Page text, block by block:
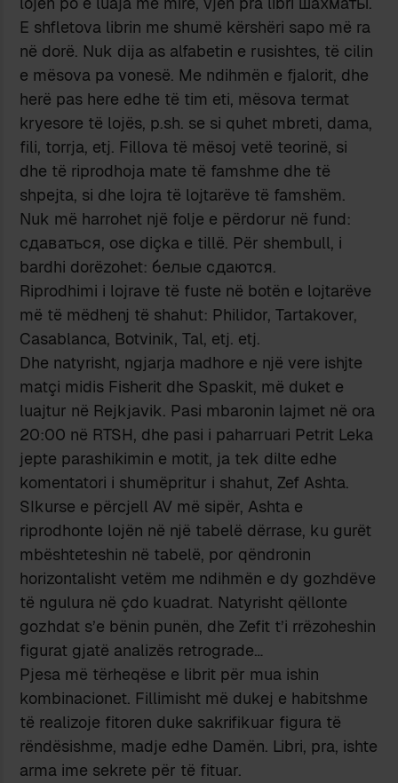
E shfletova librin me shumë kërshëri sapo më ra
në dorë. Nuk dija as alfabetin e rusishtes, të cilin
e mësova pa vonesë. Me ndihmën e fjalorit, dhe
herë pas here edhe të tim eti, mësova termat
kryesore të lojës, p.sh. se si quhet mbreti, dama,
fili, torrja, etj. Fillova të mësoj vetë teorinë, si
dhe të riprodhoja mate të famshme dhe të
shpejta, si dhe lojra të lojtarëve të famshëm.
Nuk më harrohet një folje e përdorur në fund:
сдаваться, ose diçka e tillë. Për shembull, i
bardhi dorëzohet: белые сдаются.
Riprodhimi i lojrave të fuste në botën e lojtarëve
më të mëdhenj të shahut: Philidor, Tartakover,
Casablanca, Botvinik, Tal, etj. etj.
Dhe natyrisht, ngjarja madhore e një vere ishjte
matçi midis Fisherit dhe Spaskit, më duket e
luajtur në Rejkjavik. Pasi mbaronin lajmet në ora
20:00 në RTSH, dhe pasi i paharruari Petrit Leka
jepte parashikimin e motit, ja tek dilte edhe
komentatori i shumëpritur i shahut, Zef Ashta.
SIkurse e përcjell AV më sipër, Ashta e
riprodhonte lojën në një tabelë dërrase, ku gurët
mbështeteshin në tabelë, por qëndronin
horizontalisht vetëm me ndihmën e dy gozhdëve
të ngulura në çdo kuadrat. Natyrisht qëllonte
gozhdat s’e bënin punën, dhe Zefit t’i rrëzoheshin
figurat gjatë analizës retrograde…
Pjesa më tërheqëse e librit për mua ishin
kombinacionet. Fillimisht më dukej e habitshme
të realizoje fitoren duke sakrifikuar figura të
rëndësishme, madje edhe Damën. Libri, pra, ishte
arma ime sekrete për të fituar.